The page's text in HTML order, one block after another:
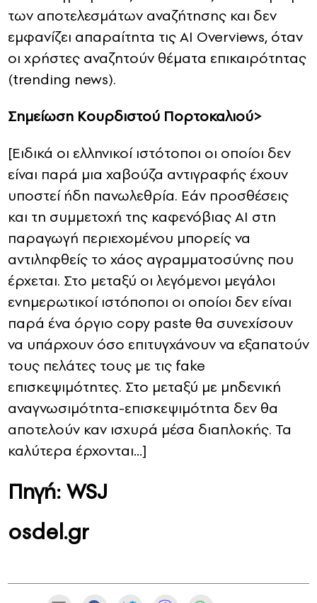
των αποτελεσμάτων αναζήτησης και δεν
εμφανίζει απαραίτητα τις AI Overviews, όταν
οι χρήστες αναζητούν θέματα επικαιρότητας
(trending news).
Σημείωση Κουρδιστού Πορτοκαλιού>
[Eιδικά οι ελληνικοί ιστότοποι οι οποίοι δεν
είναι παρά μια χαβούζα αντιγραφής έχουν
υποστεί ήδη πανωλεθρία. Εάν προσθέσεις
και τη συμμετοχή της καφενόβιας AI στη
παραγωγή περιεχομένου μπορείς να
αντιληφθείς το χάος αγραμματοσύνης που
έρχεται. Στο μεταξύ οι λεγόμενοι μεγάλοι
ενημερωτικοί ιστόποποι οι οποίοι δεν είναι
παρά ένα όργιο copy paste θα συνεχίσουν
να υπάρχουν όσο επιτυγχάνουν να εξαπατούν
τους πελάτες τους με τις fake
επισκεψιμότητες. Στο μεταξύ με μηδενική
αναγνωσιμότητα-επισκεψιμότητα δεν θα
αποτελούν καν ισχυρά μέσα διαπλοκής. Τα
καλύτερα έρχονται…]
Πηγή: WSJ
osdel.gr